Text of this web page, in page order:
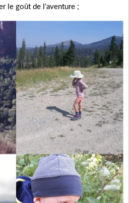
le goût de l’aventure ;